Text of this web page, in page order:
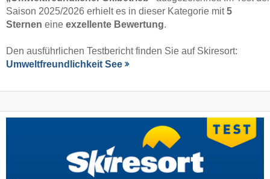
Saison 2025/2026 erhielt es in dieser Kategorie mit5
Sternen eine exzellente Bewertung.
Den ausführlichen Testbericht finden Sie auf Skiresort:
Umweltfreundlichkeit See